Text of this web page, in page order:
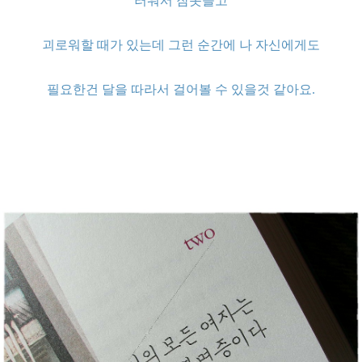
괴로워할 때가 있는데 그런 순간에 나 자신에게도
필요한건 달을 따라서 걸어볼 수 있을것 같아요.